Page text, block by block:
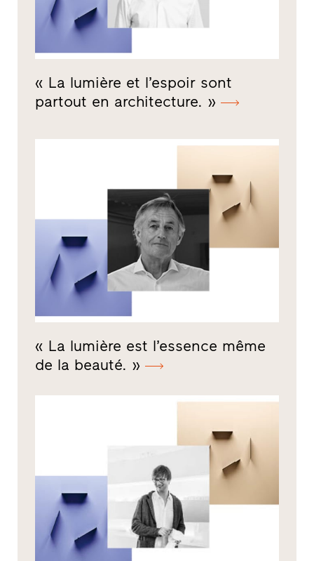
« La lumière et l’espoir sont
partout en architecture. »
« La lumière est l’essence même
de la beauté. »